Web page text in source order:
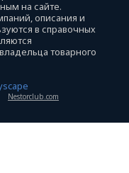
на сайте.
описания и
в справочных
товарного
Nestorclub.com